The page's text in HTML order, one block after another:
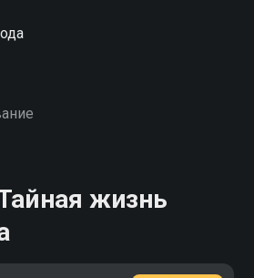
совершенно бесплатно в
на Смотрёшке
жизнь